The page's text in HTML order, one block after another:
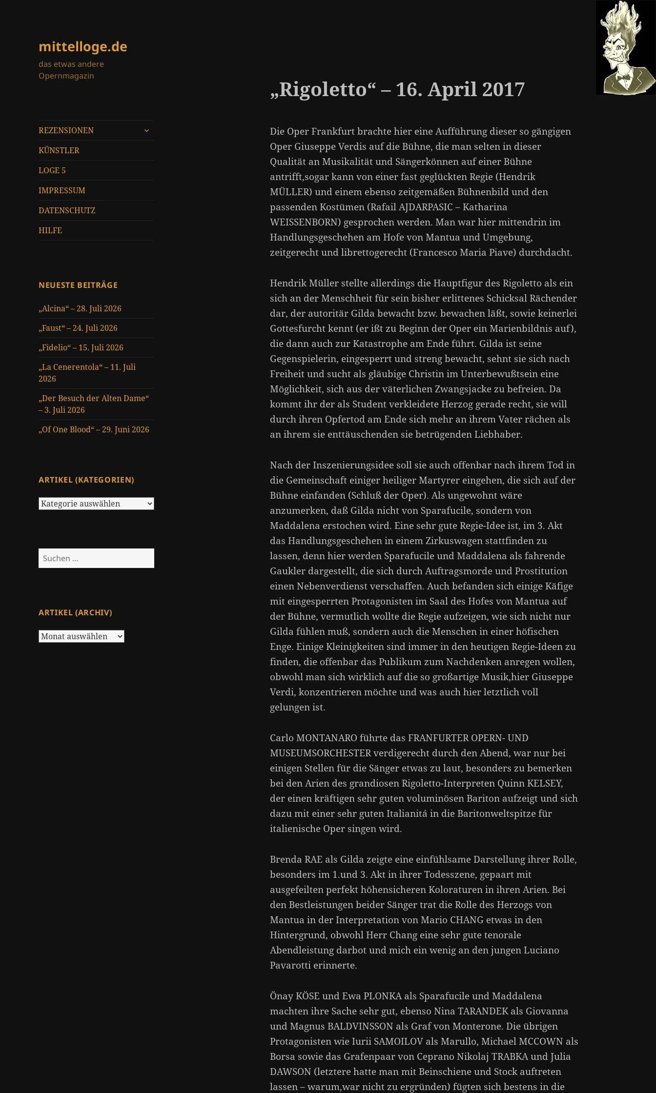
mittelloge.de
das etwas andere
Opernmagazin
REZENSIONEN
untermenü
KÜNSTLER
LOGE 5
IMPRESSUM
DATENSCHUTZ
HILFE
NEUESTE BEITRÄGE
„Alcina“ – 28. Juli 2026
„Faust“ – 24. Juli 2026
„Fidelio“ – 15. Juli 2026
„La Cenerentola“ – 11. Juli
2026
„Der Besuch der Alten Dame“
– 3. Juli 2026
„Of One Blood“ – 29. Juni 2026
ARTIKEL (KATEGORIEN)
Artikel
Suchen
nach:
ARTIKEL (ARCHIV)
Artikel
„Rigoletto“ – 16. April 2017
Die Oper Frankfurt brachte hier eine Aufführung dieser so gängigen
Oper Giuseppe Verdis auf die Bühne, die man selten in dieser
Qualität an Musikalität und Sängerkönnen auf einer Bühne
antrifft,sogar kann von einer fast geglückten Regie (Hendrik
MÜLLER) und einem ebenso zeitgemäßen Bühnenbild und den
passenden Kostümen (Rafail AJDARPASIC – Katharina
WEISSENBORN) gesprochen werden. Man war hier mittendrin im
Handlungsgeschehen am Hofe von Mantua und Umgebung,
zeitgerecht und librettogerecht (Francesco Maria Piave) durchdacht.
Hendrik Müller stellte allerdings die Hauptfigur des Rigoletto als ein
sich an der Menschheit für sein bisher erlittenes Schicksal Rächender
dar, der autoritär Gilda bewacht bzw. bewachen läßt, sowie keinerlei
Gottesfurcht kennt (er ißt zu Beginn der Oper ein Marienbildnis auf),
die dann auch zur Katastrophe am Ende führt. Gilda ist seine
Gegenspielerin, eingesperrt und streng bewacht, sehnt sie sich nach
Freiheit und sucht als gläubige Christin im Unterbewußtsein eine
Möglichkeit, sich aus der väterlichen Zwangsjacke zu befreien. Da
kommt ihr der als Student verkleidete Herzog gerade recht, sie will
durch ihren Opfertod am Ende sich mehr an ihrem Vater rächen als
an ihrem sie enttäuschenden sie betrügenden Liebhaber.
Nach der Inszenierungsidee soll sie auch offenbar nach ihrem Tod in
die Gemeinschaft einiger heiliger Martyrer eingehen, die sich auf der
Bühne einfanden (Schluß der Oper). Als ungewohnt wäre
anzumerken, daß Gilda nicht von Sparafucile, sondern von
Maddalena erstochen wird. Eine sehr gute Regie-Idee ist, im 3. Akt
das Handlungsgeschehen in einem Zirkuswagen stattfinden zu
lassen, denn hier werden Sparafucile und Maddalena als fahrende
Gaukler dargestellt, die sich durch Auftragsmorde und Prostitution
einen Nebenverdienst verschaffen. Auch befanden sich einige Käfige
mit eingesperrten Protagonisten im Saal des Hofes von Mantua auf
der Bühne, vermutlich wollte die Regie aufzeigen, wie sich nicht nur
Gilda fühlen muß, sondern auch die Menschen in einer höfischen
Enge. Einige Kleinigkeiten sind immer in den heutigen Regie-Ideen zu
finden, die offenbar das Publikum zum Nachdenken anregen wollen,
obwohl man sich wirklich auf die so großartige Musik,hier Giuseppe
Verdi, konzentrieren möchte und was auch hier letztlich voll
gelungen ist.
Carlo MONTANARO führte das FRANFURTER OPERN- UND
MUSEUMSORCHESTER verdigerecht durch den Abend, war nur bei
einigen Stellen für die Sänger etwas zu laut, besonders zu bemerken
bei den Arien des grandiosen Rigoletto-Interpreten Quinn KELSEY,
der einen kräftigen sehr guten voluminösen Bariton aufzeigt und sich
dazu mit einer sehr guten Italianitá in die Baritonweltspitze für
italienische Oper singen wird.
Brenda RAE als Gilda zeigte eine einfühlsame Darstellung ihrer Rolle,
besonders im 1.und 3. Akt in ihrer Todesszene, gepaart mit
ausgefeilten perfekt höhensicheren Koloraturen in ihren Arien. Bei
den Bestleistungen beider Sänger trat die Rolle des Herzogs von
Mantua in der Interpretation von Mario CHANG etwas in den
Hintergrund, obwohl Herr Chang eine sehr gute tenorale
Abendleistung darbot und mich ein wenig an den jungen Luciano
Pavarotti erinnerte.
Önay KÖSE und Ewa PLONKA als Sparafucile und Maddalena
machten ihre Sache sehr gut, ebenso Nina TARANDEK als Giovanna
und Magnus BALDVINSSON als Graf von Monterone. Die übrigen
Protagonisten wie Iurii SAMOILOV als Marullo, Michael MCCOWN als
Borsa sowie das Grafenpaar von Ceprano Nikolaj TRABKA und Julia
DAWSON (letztere hatte man mit Beinschiene und Stock auftreten
lassen – warum,war nicht zu ergründen) fügten sich bestens in die